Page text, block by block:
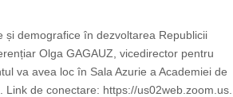
și demografice în dezvoltarea Republicii
Olga GAGAUZ, vicedirector pentru
va avea loc în Sala Azurie a Academiei de
de conectare: https://us02web.zoom.us...